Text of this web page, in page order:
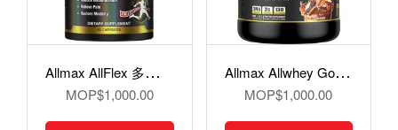
A
llmax AllFlex 多合一關節膠囊- 60 粒
MOP$1,000.00
A
llmax Allwhey Gold 5磅
MOP$1,000.00